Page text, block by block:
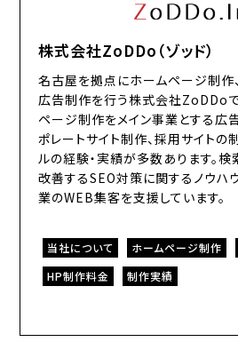
株式会社ZoDDo（ゾッド）
名古屋を拠点にホームページ制作
広告制作を行う株式会社ZoDDoで
ページ制作をメイン事業とする広
ポレートサイト制作、採用サイトの
ルの経験・実績が多数あります。検
改善するSEO対策に関するノウハ
業のWEB集客を支援しています。
当社について ホームページ制作
HP制作料金
制作実績